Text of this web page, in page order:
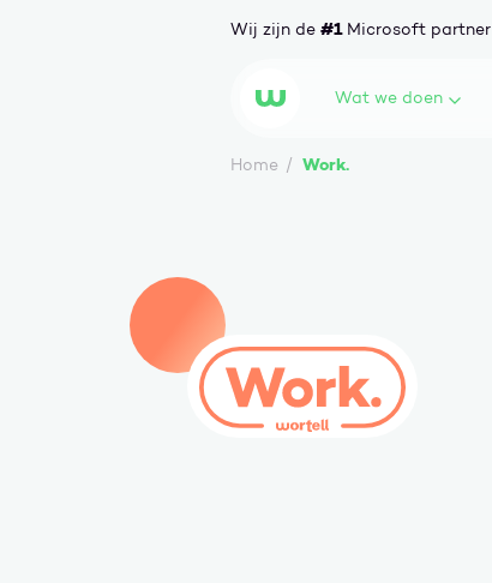
Wij zijn de #1Microsoft partner
Wortell Wat we doen
Home Work.